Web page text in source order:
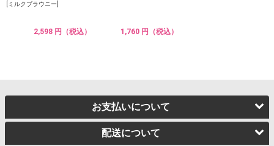
[ミルクブラウニー]
2,598 円（税込） 1,760 円（税込）
お支払いについて
配送について